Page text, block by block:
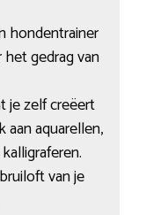
hondentrainer
gedrag van
je zelf creëert
aquarellen,
van je